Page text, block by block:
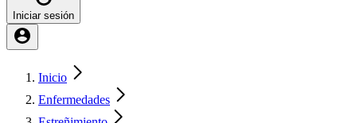
Iniciar sesión
Inicio
Enfermedades